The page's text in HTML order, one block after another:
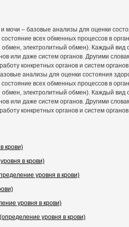
мочи – базовые анализы для оценки
всех обменных процессов в
электролитный обмен). Каждый вид
или даже систем органов. Другими
конкретных органов и систем
анализы для оценки состояния
всех обменных процессов в
электролитный обмен). Каждый вид
или даже систем органов. Другими
конкретных органов и систем
крови)
в крови)
уровня в крови)
уровня в крови)
уровня в крови)